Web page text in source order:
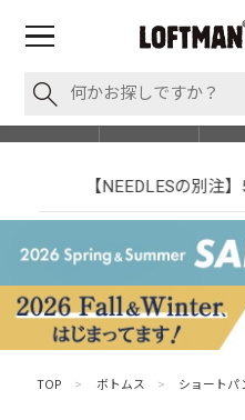
【NEEDLESの別注
TOP > ボトムス > ショートパ